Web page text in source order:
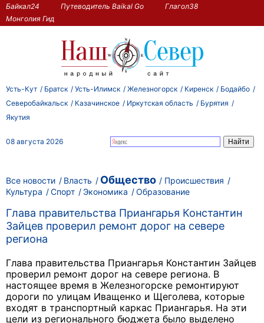
Байкал24 Путеводитель Baikal Go
Глагол38
Монголия Гид
Усть-Кут Братск Усть-Илимск Железногорск Киренск
Бодайбо
Северобайкальск
Казачинское Иркутская область
Бурятия
Якутия
08 августа 2026
Все новости Власть Общество
Происшествия
Культура
Спорт Экономика Образование
Глава правительства Приангарья Константин
Зайцев проверил ремонт дорог на севере
региона
Глава правительства Приангарья Константин Зайцев
проверил ремонт дорог на севере региона. В
настоящее время в Железногорске ремонтируют
дороги по улицам Иващенко и Щеголева, которые
входят в транспортный каркас Приангарья. На эти
цели из регионального бюджета было выделено